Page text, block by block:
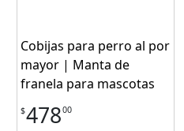
Cobijas para perro al por
mayor | Manta de
franela para mascotas
$47800